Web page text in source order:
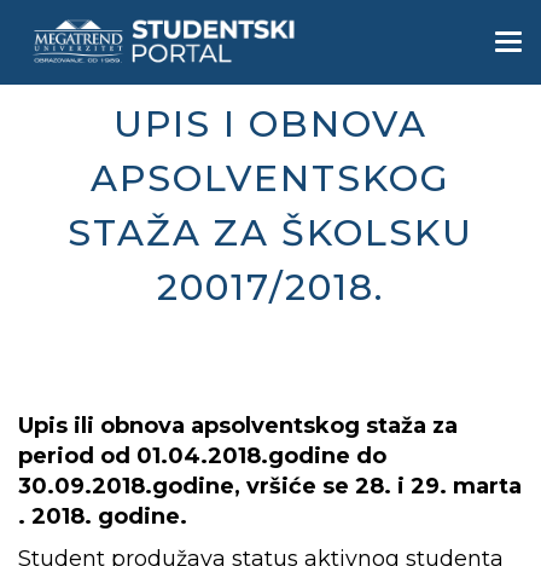
UPIS I OBNOVA
APSOLVENTSKOG
STAŽA ZA ŠKOLSKU
20017/2018.
Upis ili obnova apsolventskog staža za
period od 01.04.2018.godine do
30.09.2018.godine, vršiće se 28. i 29. marta
. 2018. godine.
Student produžava status aktivnog studenta